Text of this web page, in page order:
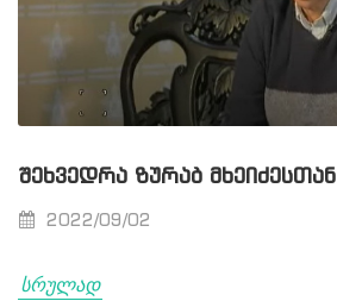
ᲨᲔᲮᲕᲔᲓᲠᲐ ᲖᲣᲠᲐᲑ ᲛᲮᲔᲘᲫᲔᲡᲗᲐᲜ
2022/09/02
სრულად